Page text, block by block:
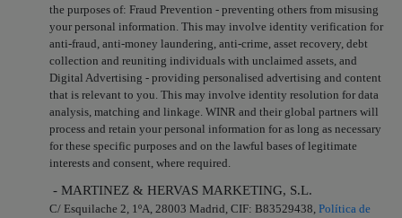
the purposes of: Fraud Prevention - preventing others from misusing
your personal information. This may involve identity verification for
anti-fraud, anti-money laundering, anti-crime, asset recovery, debt
collection and reuniting individuals with unclaimed assets, and
Digital Advertising - providing personalised advertising and content
that is relevant to you. This may involve identity resolution for data
analysis, matching and linkage. WINR and their global partners will
process and retain your personal information for as long as necessary
for these specific purposes and on the lawful bases of legitimate
interests and consent, where required.
- MARTINEZ & HERVAS MARKETING, S.L.
C/ Esquilache 2, 1ºA, 28003 Madrid, CIF: B83529438, Política de